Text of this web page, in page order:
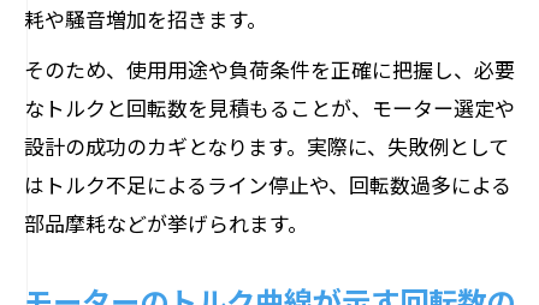
耗や騒音増加を招きます。
そのため、使用用途や負荷条件を正確に把握し、必要
なトルクと回転数を見積もることが、モーター選定や
設計の成功のカギとなります。実際に、失敗例として
はトルク不足によるライン停止や、回転数過多による
部品摩耗などが挙げられます。